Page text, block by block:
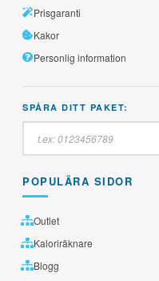
Prisgaranti
Kakor
Personlig information
SPÅRA DITT PAKET:
POPULÄRA SIDOR
Outlet
Kaloriräknare
Blogg